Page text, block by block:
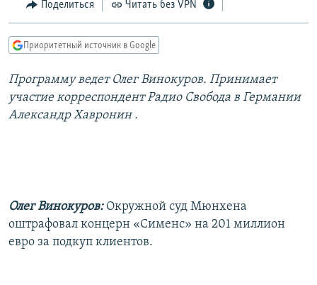
главной
Вернутся
поиску
КУЛЬТУРА
КАВКАЗ.РЕАЛИИ
СЕВЕР.РЕАЛИИ
СИБИРЬ.РЕАЛИИ
Поделиться Читать без VPN
Приоритетный источник в Google
Программу ведет Олег Винокуров. Принимает
участие корреспондент Радио Свобода в Германии
Александр Хавронин .
Олег Винокуров: Окружной суд Мюнхена
оштрафовал концерн «Сименс» на 201 миллион
евро за подкуп клиентов.